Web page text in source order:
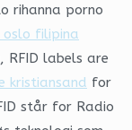
rihanna porno
oslo filipina
RFID labels are
kristiansand for
står for Radio